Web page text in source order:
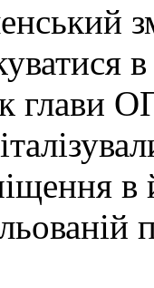
глави
в